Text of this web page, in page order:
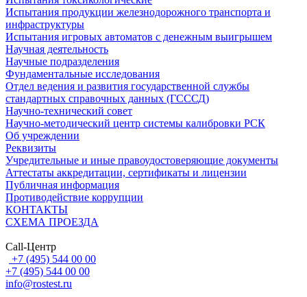
Испытания продукции железнодорожного транспорта и
инфраструктуры
Испытания игровых автоматов с денежным выигрышем
Научная деятельность
Научные подразделения
Фундаментальные исследования
Отдел ведения и развития государственной службы
стандартных справочных данных (ГСССД)
Научно-технический совет
Научно-методический центр системы калибровки РСК
Об учреждении
Реквизиты
Учредительные и иные правоудостоверяющие документы
Аттестаты аккредитации, сертификаты и лицензии
Публичная информация
Противодействие коррупции
КОНТАКТЫ
СХЕМА ПРОЕЗДА
Call-Центр
+7 (495) 544 00 00
+7 (495) 544 00 00
info@rostest.ru